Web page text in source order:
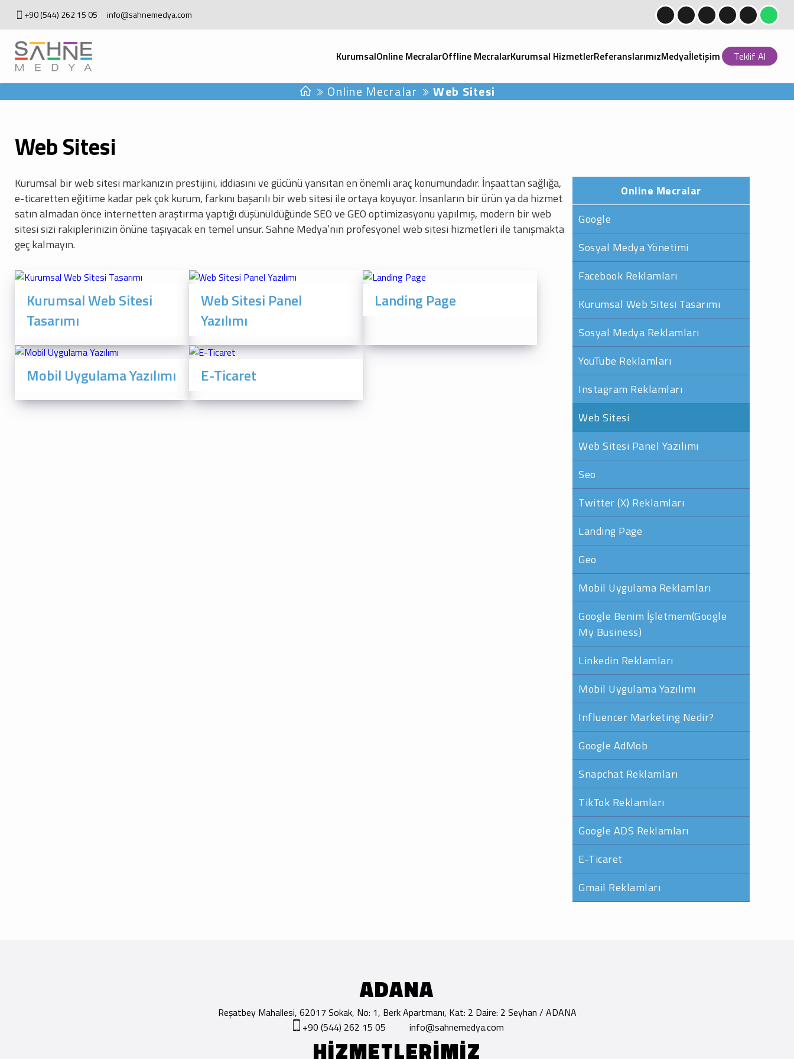
+90 (544) 262 15 05 info@sahnemedya.com
KurumsalOnline MecralarOffline MecralarKurumsal HizmetlerReferanslarımızMedyaİletişim Teklif Al
Online Mecralar Web Sitesi
Web Sitesi
Kurumsal bir web sitesi markanızın prestijini, iddiasını ve gücünü yansıtan en önemli araç konumundadır. İnşaattan sağlığa,
e-ticaretten eğitime kadar pek çok kurum, farkını başarılı bir web sitesi ile ortaya koyuyor. İnsanların bir ürün ya da hizmet
satın almadan önce internetten araştırma yaptığı düşünüldüğünde SEO ve GEO optimizasyonu yapılmış, modern bir web
sitesi sizi rakiplerinizin önüne taşıyacak en temel unsur. Sahne Medya’nın profesyonel web sitesi hizmetleri ile tanışmakta
geç kalmayın.
Kurumsal Web Sitesi
Tasarımı
Web Sitesi Panel
Yazılımı
Landing Page
Mobil Uygulama Yazılımı E-Ticaret
Online Mecralar
Google
Sosyal Medya Yönetimi
Facebook Reklamları
Kurumsal Web Sitesi Tasarımı
Sosyal Medya Reklamları
YouTube Reklamları
Instagram Reklamları
Web Sitesi
Web Sitesi Panel Yazılımı
Seo
Twitter (X) Reklamları
Landing Page
Geo
Mobil Uygulama Reklamları
Google Benim İşletmem(Google
My Business)
Linkedin Reklamları
Mobil Uygulama Yazılımı
Influencer Marketing Nedir?
Google AdMob
Snapchat Reklamları
TikTok Reklamları
Google ADS Reklamları
E-Ticaret
Gmail Reklamları
ADANA
Reşatbey Mahallesi, 62017 Sokak, No: 1, Berk Apartmanı, Kat: 2 Daire: 2 Seyhan / ADANA
+90 (544) 262 15 05
info@sahnemedya.com
HİZMETLERİMİZ